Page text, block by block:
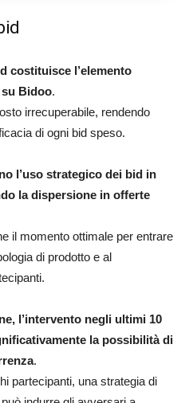
costituisce l’elemento
Bidoo.
irrecuperabile, rendendo
di ogni bid speso.
l’uso strategico dei bid in
la dispersione in offerte
il momento ottimale per entrare
di prodotto e al
l’intervento negli ultimi 10
la possibilità di
.
partecipanti, una strategia di